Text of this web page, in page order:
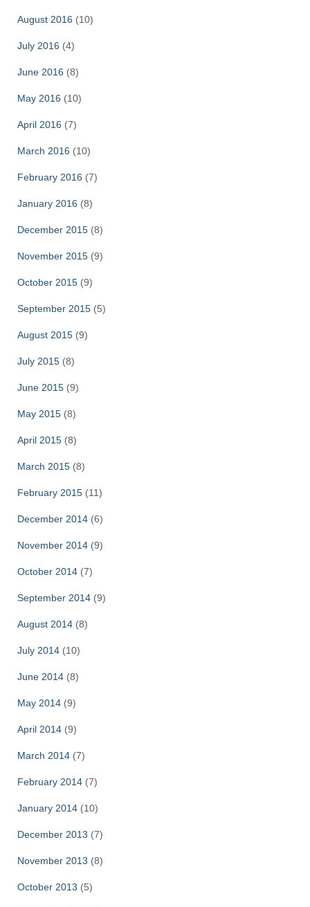
August 2016 (10)
July 2016 (4)
June 2016 (8)
May 2016 (10)
April 2016 (7)
March 2016 (10)
February 2016 (7)
January 2016 (8)
December 2015 (8)
November 2015 (9)
October 2015 (9)
September 2015 (5)
August 2015 (9)
July 2015 (8)
June 2015 (9)
May 2015 (8)
April 2015 (8)
March 2015 (8)
February 2015 (11)
December 2014 (6)
November 2014 (9)
October 2014 (7)
September 2014 (9)
August 2014 (8)
July 2014 (10)
June 2014 (8)
May 2014 (9)
April 2014 (9)
March 2014 (7)
February 2014 (7)
January 2014 (10)
December 2013 (7)
November 2013 (8)
October 2013 (5)